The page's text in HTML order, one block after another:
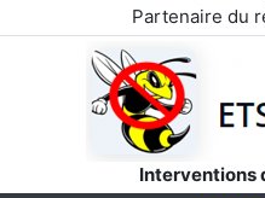
Partenaire du
Interventions